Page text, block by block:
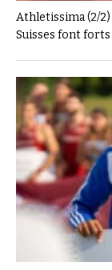
Athletissima (2/2)
Suisses font forts